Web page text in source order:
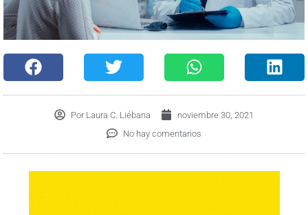
Por Laura C. Liébana
noviembre 30, 2021
No hay comentarios